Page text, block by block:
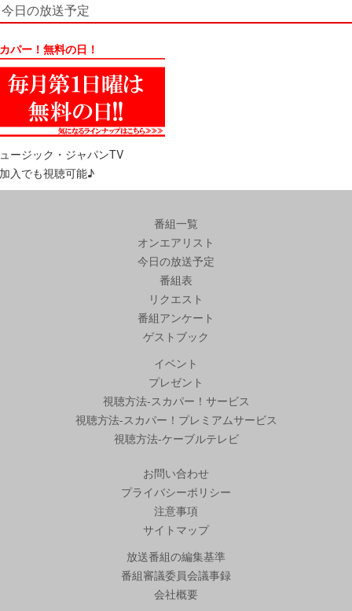
今日の放送予定
パー！無料の日！
ージック・ジャパンTV
入でも視聴可能♪
番組一覧
オンエアリスト
今日の放送予定
番組表
リクエスト
番組アンケート
ゲストブック
イベント
プレゼント
視聴方法-スカパー！サービス
視聴方法-スカパー！プレミアムサービス
視聴方法-ケーブルテレビ
お問い合わせ
プライバシーポリシー
注意事項
サイトマップ
放送番組の編集基準
番組審議委員会議事録
会社概要